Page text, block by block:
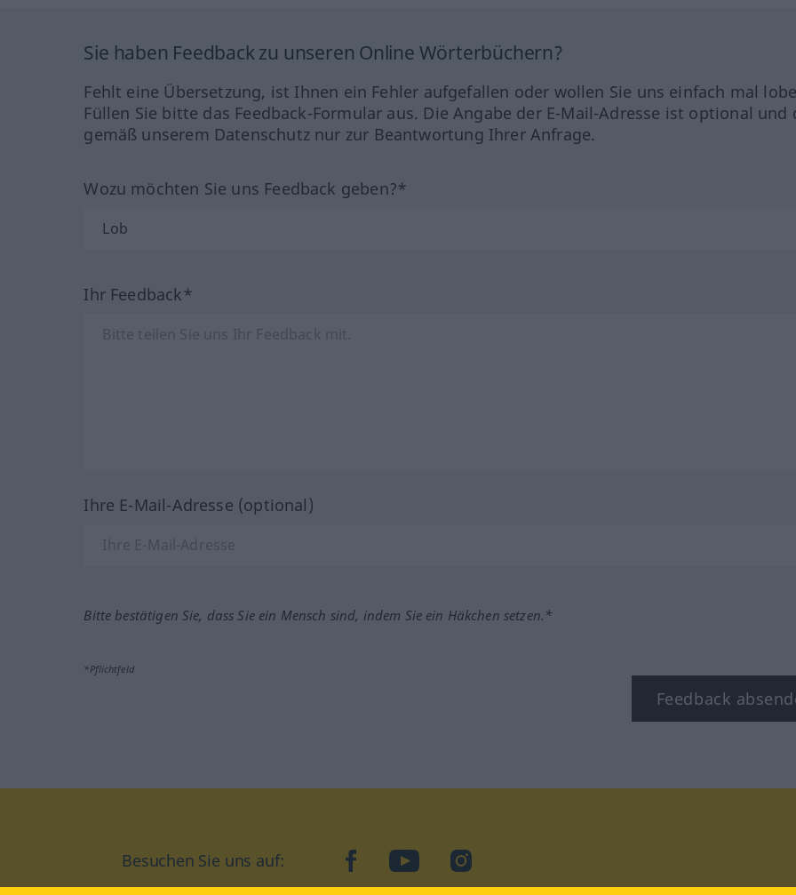
Sie haben Feedback zu unseren Online Wörterbüchern?
Fehlt eine Übersetzung, ist Ihnen ein Fehler aufgefallen oder wollen Sie uns einfach mal
Füllen Sie bitte das Feedback-Formular aus. Die Angabe der E-Mail-Adresse ist optional und
gemäß unserem Datenschutz nur zur Beantwortung Ihrer Anfrage.
Wozu möchten Sie uns Feedback geben?*
Ihr Feedback*
Ihre E-Mail-Adresse (optional)
Bitte bestätigen Sie, dass Sie ein Mensch sind, indem Sie ein Häkchen setzen.*
*Pflichtfeld
Feedback
Besuchen Sie uns auf: facebookYouTubeInstagram